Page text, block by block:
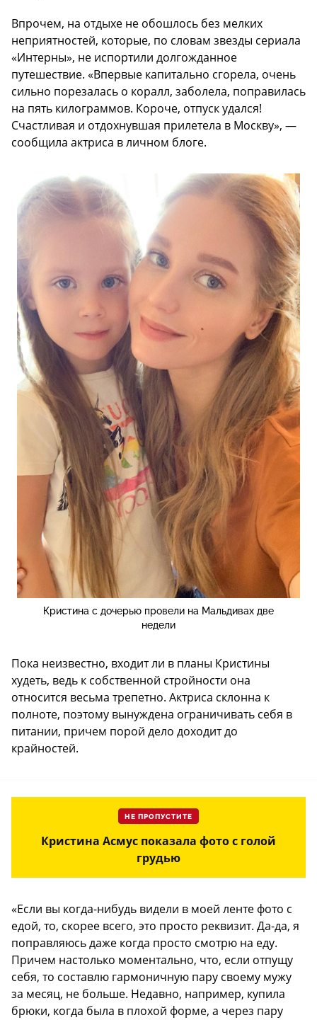
Впрочем, на отдыхе не обошлось без мелких
неприятностей, которые, по словам звезды сериала
«Интерны», не испортили долгожданное
путешествие. «Впервые капитально сгорела, очень
сильно порезалась о коралл, заболела, поправилась
на пять килограммов. Короче, отпуск удался!
Счастливая и отдохнувшая прилетела в Москву», —
сообщила актриса в личном блоге.
Кристина с дочерью провели на Мальдивах две
недели
Пока неизвестно, входит ли в планы Кристины
худеть, ведь к собственной стройности она
относится весьма трепетно. Актриса склонна к
полноте, поэтому вынуждена ограничивать себя в
питании, причем порой дело доходит до
крайностей.
НЕ ПРОПУСТИТЕ
Кристина Асмус показала фото с голой
грудью
«Если вы когда-нибудь видели в моей ленте фото с
едой, то, скорее всего, это просто реквизит. Да-да, я
поправляюсь даже когда просто смотрю на еду.
Причем настолько моментально, что, если отпущу
себя, то составлю гармоничную пару своему мужу
за месяц, не больше. Недавно, например, купила
брюки, когда была в плохой форме, а через пару